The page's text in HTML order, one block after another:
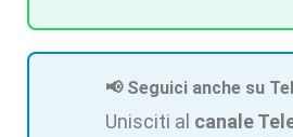
📢 Seguici anche su
Unisciti al canale